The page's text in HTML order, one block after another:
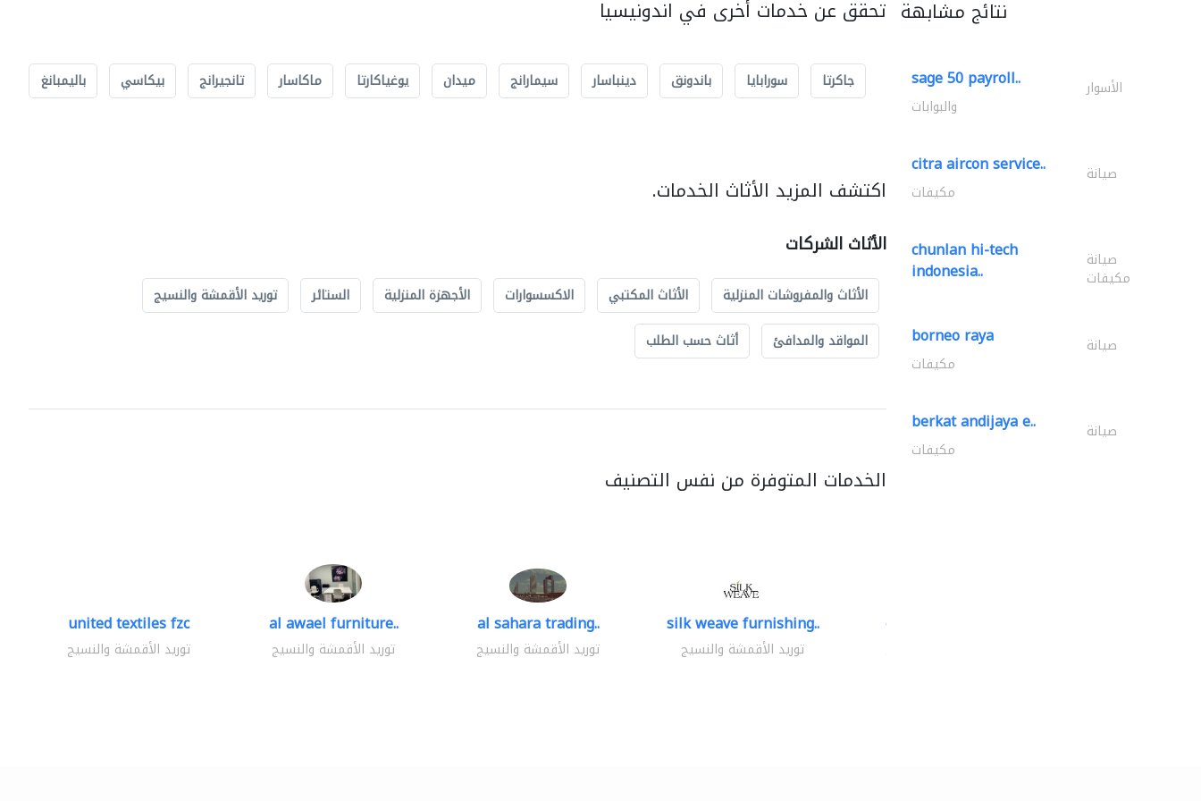
تحقق عن خدمات أخرى في اندونيسيا
جاكرتا سورابايا باندونق دينباسار سيمارانج ميدان يوغياكارتا ماكاسار تانجيرانج بيكاسي باليمبانغ
اكتشف المزيد الأثاث الخدمات.
الأثاث الشركات
الأثاث والمفروشات المنزلية الأثاث المكتبي الاكسسوارات الأجهزة المنزلية الستائر
توريد الأقمشة والنسيج
المواقد والمدافئ
أثاث حسب الطلب
الخدمات المتوفرة من نفس التصنيف
united textiles fzc
توريد الأقمشة والنسيج
al awael furniture..
توريد الأقمشة والنسيج
al sahara trading..
توريد الأقمشة والنسيج
silk weave furnishing..
توريد الأقمشة والنسيج
chrysels decore llc
نتائج مشابهة
sage 50 payroll.. الأسوار
والبوابات
citra aircon service.. صيانة
مكيفات
chunlan hi-tech
indonesia.. صيانة
مكيفات
borneo raya صيانة
مكيفات
berkat andijaya e.. صيانة
مكيفات